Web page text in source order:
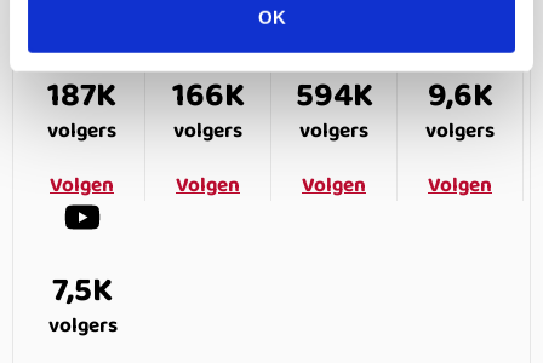
OK
187K
volgers
Volgen
166K
volgers
Volgen
594K
volgers
Volgen
9,6K
volgers
Volgen
7,5K
volgers